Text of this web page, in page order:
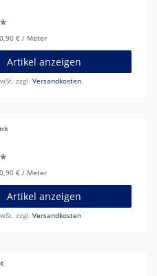
€ / Meter
Artikel anzeigen
zzgl.Versandkosten
€ / Meter
Artikel anzeigen
zzgl.Versandkosten